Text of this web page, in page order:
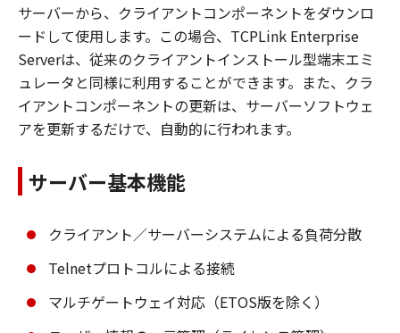
サーバーから、クライアントコンポーネントをダウンロ
ードして使用します。この場合、TCPLink Enterprise
Serverは、従来のクライアントインストール型端末エミ
ュレータと同様に利用することができます。また、クラ
イアントコンポーネントの更新は、サーバーソフトウェ
アを更新するだけで、自動的に行われます。
サーバー基本機能
クライアント／サーバーシステムによる負荷分散
Telnetプロトコルによる接続
マルチゲートウェイ対応（ETOS版を除く）